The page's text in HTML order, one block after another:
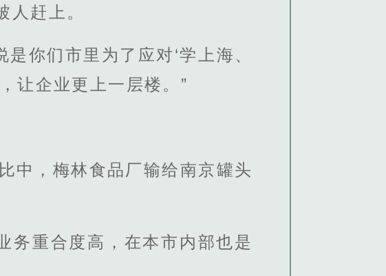
赶上。
你们市里为了应对‘学上海、
让企业更上一层楼。”
中，梅林食品厂输给南京罐头
务重合度高，在本市内部也是